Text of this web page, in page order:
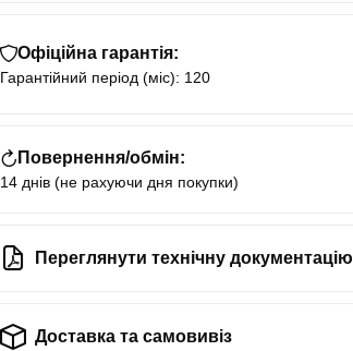
Офіційна гарантія:
Гарантійний період (міс): 120
Повернення/обмін:
14 днів (не рахуючи дня покупки)
Переглянути технічну документацію
Доставка та самовивіз